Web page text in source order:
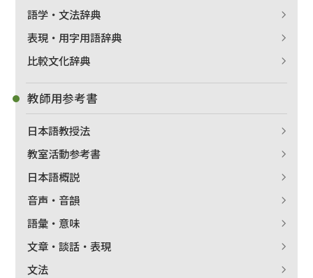
語学・文法辞典
表現・用字用語辞典
比較文化辞典
教師用参考書
日本語教授法
教室活動参考書
日本語概説
音声・音韻
語彙・意味
文章・談話・表現
文法